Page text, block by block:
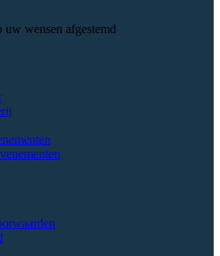
uw wensen afgestemd